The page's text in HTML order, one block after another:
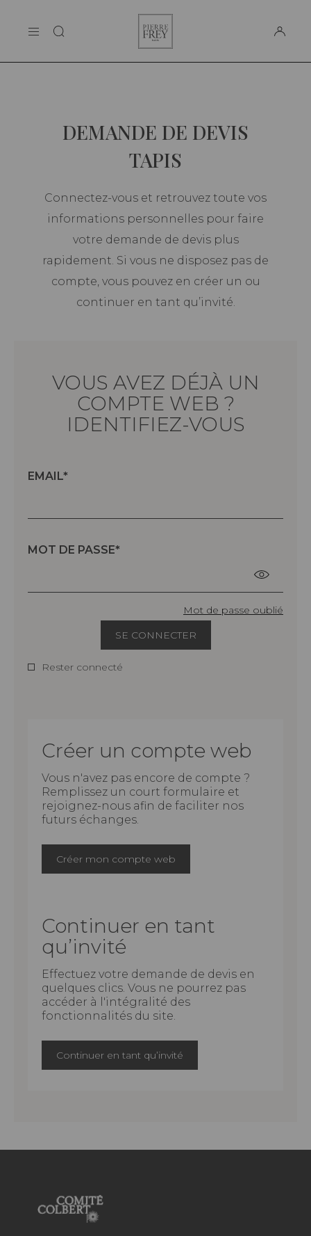
LA MAISON
Frey
DEMANDE DE DEVIS
TAPIS
Connectez-vous et retrouvez toute vos
informations personnelles pour faire
votre demande de devis plus
rapidement. Si vous ne disposez pas de
compte, vous pouvez en créer un ou
continuer en tant qu’invité.
VOUS AVEZ DÉJÀ UN
COMPTE WEB ?
IDENTIFIEZ-VOUS
EMAIL
MOT DE PASSE
Mot de passe oublié
SE CONNECTER
Rester connecté
Créer un compte web
Vous n'avez pas encore de compte ?
Remplissez un court formulaire et
rejoignez-nous afin de faciliter nos
futurs échanges.
Créer mon compte web
Continuer en tant
qu’invité
Effectuez votre demande de devis en
quelques clics. Vous ne pourrez pas
accéder à l'intégralité des
fonctionnalités du site.
Continuer en tant qu’invité